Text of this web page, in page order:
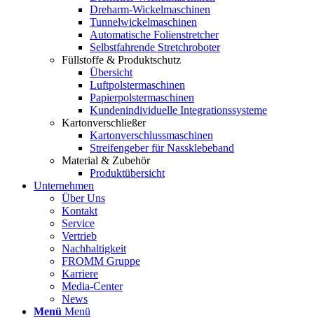
Dreharm-Wickelmaschinen
Tunnelwickelmaschinen
Automatische Folienstretcher
Selbstfahrende Stretchroboter
Füllstoffe & Produktschutz
Übersicht
Luftpolstermaschinen
Papierpolstermaschinen
Kundenindividuelle Integrationssysteme
Kartonverschließer
Kartonverschlussmaschinen
Streifengeber für Nassklebeband
Material & Zubehör
Produktübersicht
Unternehmen
Über Uns
Kontakt
Service
Vertrieb
Nachhaltigkeit
FROMM Gruppe
Karriere
Media-Center
News
Menü Menü